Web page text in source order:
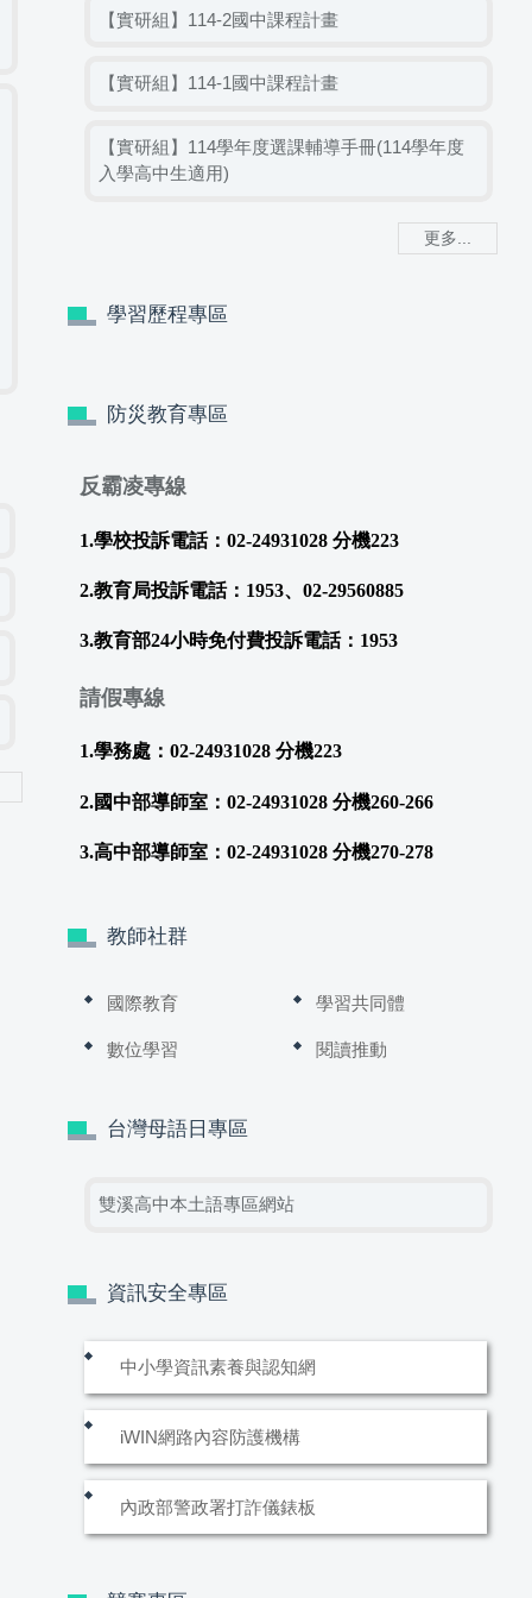
【實研組】114-2國中課程計畫
【實研組】114-1國中課程計畫
【實研組】114學年度選課輔導手冊(114學年度
入學高中生適用)
更多...
學習歷程專區
防災教育專區
反霸凌專線
1.學校投訴電話：02-24931028 分機223
2.教育局投訴電話：1953、02-29560885
3.教育部24小時免付費投訴電話：1953
請假專線
1.學務處：02-24931028 分機223
2.國中部導師室：02-24931028 分機260-266
3.高中部導師室：02-24931028 分機270-278
教師社群
國際教育 學習共同體
數位學習 閱讀推動
台灣母語日專區
雙溪高中本土語專區網站
資訊安全專區
中小學資訊素養與認知網
iWIN網路內容防護機構
內政部警政署打詐儀錶板